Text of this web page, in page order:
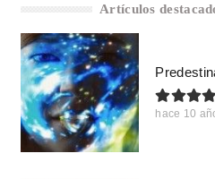
Artículos
hace 10